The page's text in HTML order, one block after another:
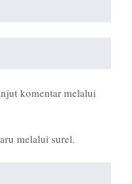
komentar melalui
melalui surel.